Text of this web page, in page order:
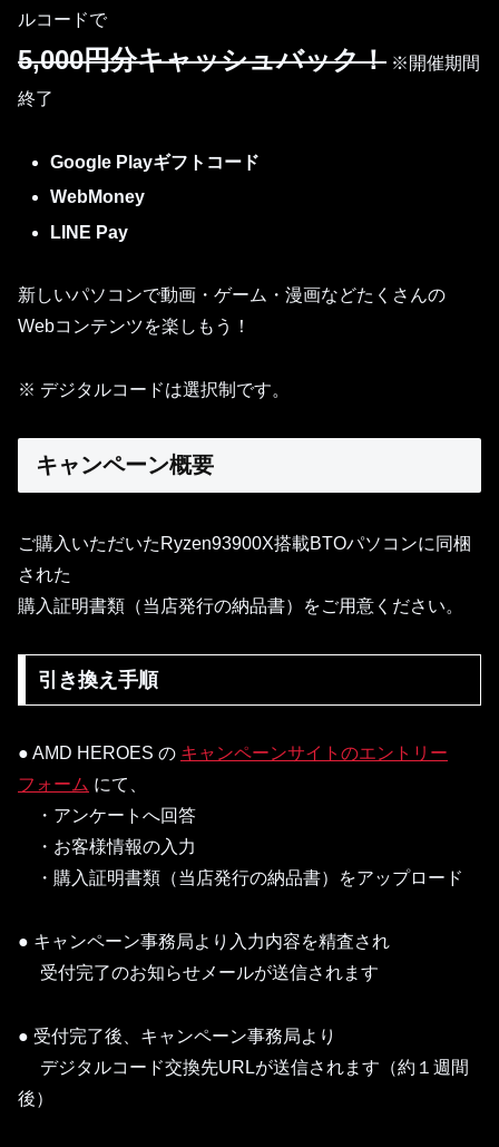
ルコードで
5,000円分キャッシュバック！ ※開催期間
終了
Google Playギフトコード
WebMoney
LINE Pay
新しいパソコンで動画・ゲーム・漫画などたくさんの
Webコンテンツを楽しもう！
※ デジタルコードは選択制です。
キャンペーン概要
ご購入いただいたRyzen93900X搭載BTOパソコンに同梱
された
購入証明書類（当店発行の納品書）をご用意ください。
引き換え手順
● AMD HEROES の キャンペーンサイトのエントリー
フォーム にて、
・アンケートへ回答
・お客様情報の入力
・購入証明書類（当店発行の納品書）をアップロード
● キャンペーン事務局より入力内容を精査され
受付完了のお知らせメールが送信されます
● 受付完了後、キャンペーン事務局より
デジタルコード交換先URLが送信されます（約１週間
後）